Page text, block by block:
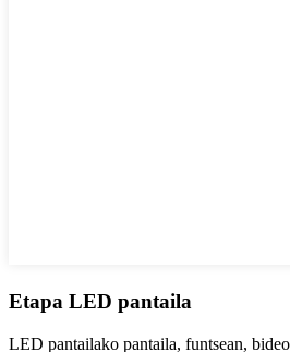
Etapa LED pantaila
LED pantailako pantaila, funtsean,